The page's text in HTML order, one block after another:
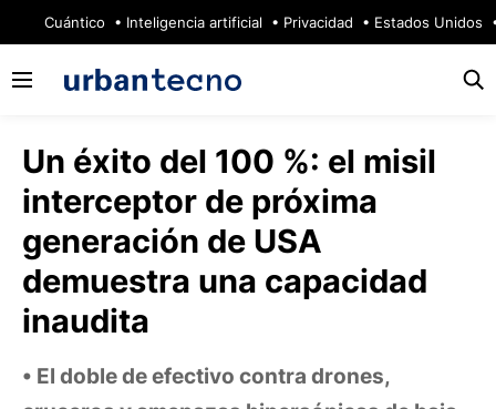
Cuántico Inteligencia artificial Privacidad Estados Unidos
Un éxito del 100 %: el misil
interceptor de próxima
generación de USA
demuestra una capacidad
inaudita
El doble de efectivo contra drones,